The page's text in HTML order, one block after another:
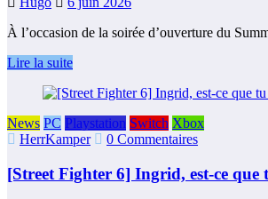
À l’occasion de la soirée d’ouverture du
Lire la suite
News PC Playstation Switch Xbox
HerrKamper
0 Commentaires
[Street Fighter 6] Ingrid, est-ce que